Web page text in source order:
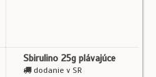
Sbirulino 25g plávajúce
dodanie v SR